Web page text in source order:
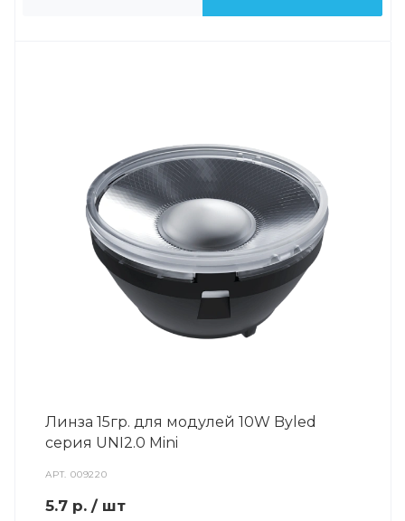
Линза 15гр. для модулей 10W Byled
серия UNI2.0 Mini
АРТ.009220
5.7 р. / шт